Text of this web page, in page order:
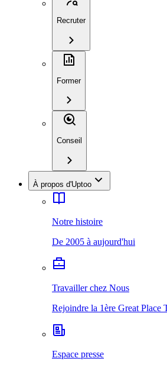
Recruter
Former
Conseil
À propos d'Uptoo
Notre histoire
De 2005 à aujourd'hui
Travailler chez Nous
Rejoindre la 1ère Great Place
Espace presse